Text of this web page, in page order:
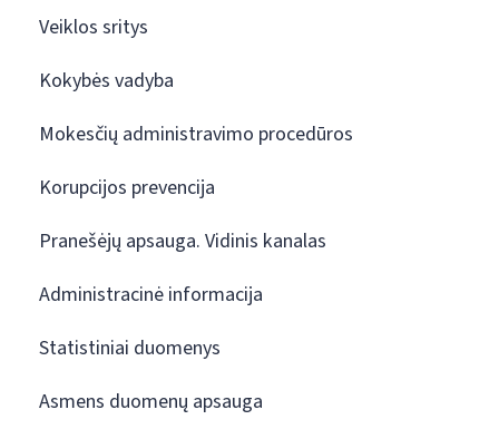
Veiklos sritys
Kokybės vadyba
Mokesčių administravimo procedūros
Korupcijos prevencija
Pranešėjų apsauga. Vidinis kanalas
Administracinė informacija
Statistiniai duomenys
Asmens duomenų apsauga